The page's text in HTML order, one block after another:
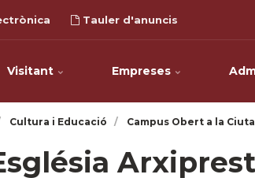
Tauler d'anuncis
Visitant Empreses
Cultura i Educació Campus Obert a la